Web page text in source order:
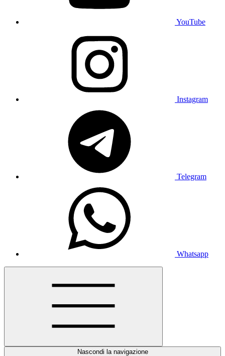
YouTube
Instagram
Telegram
Whatsapp
Nascondi la navigazione